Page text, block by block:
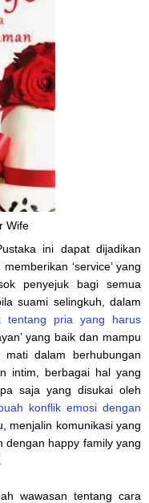
Wife
ini dapat dijadikan
‘service’ yang
penyejuk bagi semua
suami selingkuh, dalam
tentang pria yang harus
yang baik dan mampu
dalam berhubungan
intim, berbagai hal yang
saja yang disukai oleh
konflik emosi dengan
menjalin komunikasi yang
dengan happy family yang
wawasan tentang cara